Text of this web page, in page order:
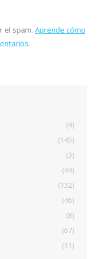
el spam. Aprende cómo
.
(4)
(145)
(3)
(44)
(132)
(46)
(8)
(67)
(11)